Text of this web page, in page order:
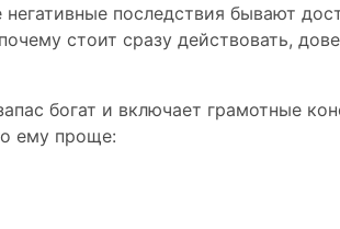
последствия бывают
стоит сразу действовать,
богат и включает грамотные
ему проще: